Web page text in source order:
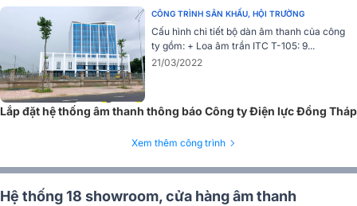
CÔNG TRÌNH SÂN KHẤU, HỘI TRƯỜNG
Cấu hình chi tiết bộ dàn âm thanh của công
ty gồm: + Loa âm trần ITC T-105: 9...
21/03/2022
Lắp đặt hệ thống âm thanh thông báo Công ty Điện lực Đồng Tháp
Xem thêm công trình
Hệ thống 18 showroom, cửa hàng âm thanh